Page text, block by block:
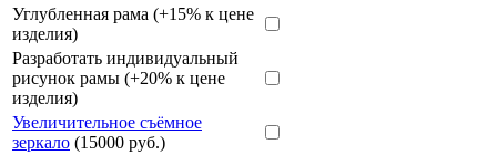
Углубленная рама (+15% к цене
изделия)
Разработать индивидуальный
рисунок рамы (+20% к цене
изделия)
Увеличительное съёмное
зеркало (15000 руб.)